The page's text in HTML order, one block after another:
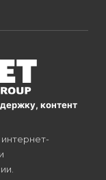
контент